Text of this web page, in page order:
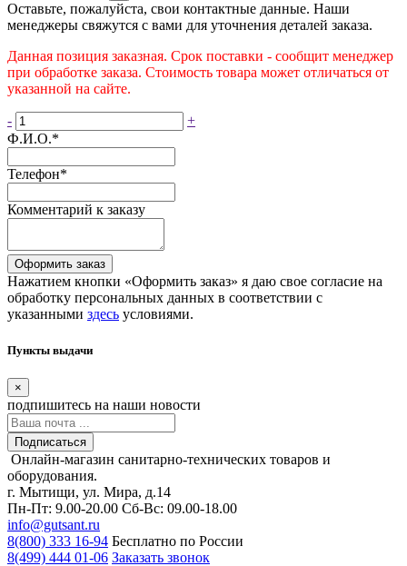
Оставьте, пожалуйста, свои контактные данные. Наши
менеджеры свяжутся с вами для уточнения деталей заказа.
Данная позиция заказная. Срок поставки - сообщит менеджер
при обработке заказа. Стоимость товара может отличаться от
указанной на сайте.
-
+
Ф.И.О.*
Телефон*
Комментарий к заказу
Оформить заказ
Нажатием кнопки «Оформить заказ» я даю свое согласие на
обработку персональных данных в соответствии с
указанными здесь условиями.
Пункты выдачи
×
подпишитесь на наши новости
Подписаться
Онлайн-магазин санитарно-технических товаров и
оборудования.
г. Мытищи, ул. Мира, д.14
Пн-Пт: 9.00-20.00 Сб-Вс: 09.00-18.00
info@gutsant.ru
8(800) 333 16-94 Бесплатно по России
8(499) 444 01-06 Заказать звонок